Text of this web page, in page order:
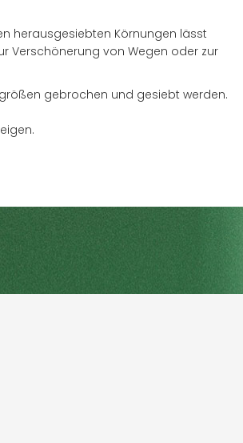
herausgesiebten Körnungen lässt
Verschönerung von Wegen oder zur
gebrochen und gesiebt werden.